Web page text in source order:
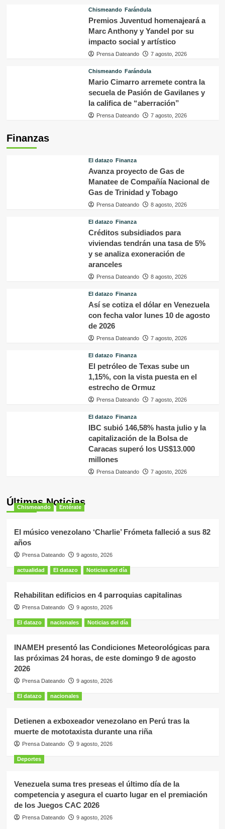
Chismeando Farándula
Premios Juventud homenajeará a
Marc Anthony y Yandel por su
impacto social y artístico
Prensa Dateando 7 agosto, 2026
Chismeando Farándula
Mario Cimarro arremete contra la
secuela de Pasión de Gavilanes y
la califica de “aberración”
Prensa Dateando 7 agosto, 2026
Finanzas
El datazo Finanza
Avanza proyecto de Gas de
Manatee de Compañía Nacional de
Gas de Trinidad y Tobago
Prensa Dateando 8 agosto, 2026
El datazo Finanza
Créditos subsidiados para
viviendas tendrán una tasa de 5%
y se analiza exoneración de
aranceles
Prensa Dateando 8 agosto, 2026
El datazo Finanza
Así se cotiza el dólar en Venezuela
con fecha valor lunes 10 de agosto
de 2026
Prensa Dateando 7 agosto, 2026
El datazo Finanza
El petróleo de Texas sube un
1,15%, con la vista puesta en el
estrecho de Ormuz
Prensa Dateando 7 agosto, 2026
El datazo Finanza
IBC subió 146,58% hasta julio y la
capitalización de la Bolsa de
Caracas superó los US$13.000
millones
Prensa Dateando 7 agosto, 2026
Últimas Noticias
Chismeando Entérate
El músico venezolano ‘Charlie’ Frómeta falleció a sus 82
años
Prensa Dateando 9 agosto, 2026
actualidad El datazo Noticias del día
Rehabilitan edificios en 4 parroquias capitalinas
Prensa Dateando 9 agosto, 2026
El datazo nacionales Noticias del día
INAMEH presentó las Condiciones Meteorológicas para
las próximas 24 horas, de este domingo 9 de agosto
2026
Prensa Dateando 9 agosto, 2026
El datazo nacionales
Detienen a exboxeador venezolano en Perú tras la
muerte de mototaxista durante una riña
Prensa Dateando 9 agosto, 2026
Deportes
Venezuela suma tres preseas el último día de la
competencia y asegura el cuarto lugar en el premiación
de los Juegos CAC 2026
Prensa Dateando 9 agosto, 2026